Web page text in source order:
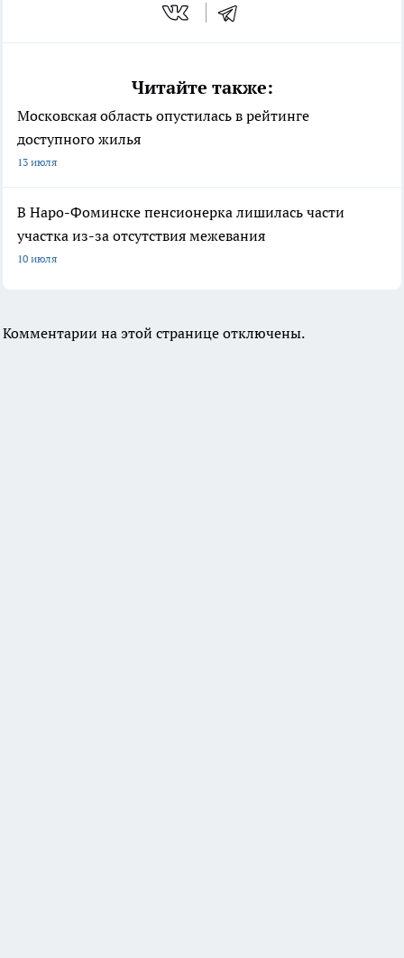
Читайте также:
Московская область опустилась в рейтинге
доступного жилья
13 июля
В Наро-Фоминске пенсионерка лишилась части
участка из-за отсутствия межевания
10 июля
Комментарии на этой странице отключены.